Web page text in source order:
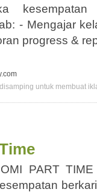
- Mengajar
progress &
untuk membuat
PART